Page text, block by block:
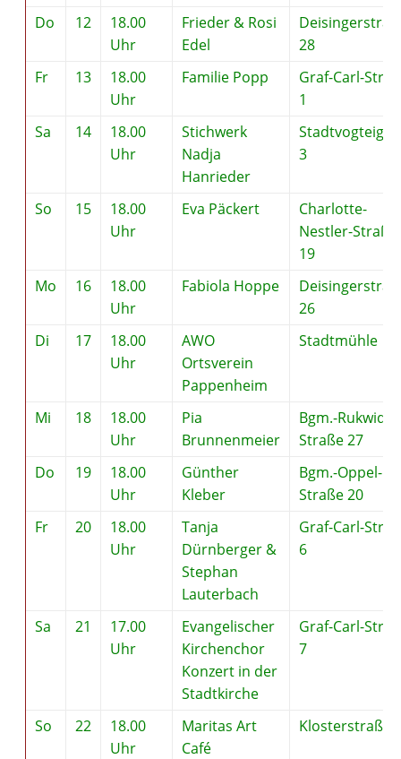
Do 12
18.00
Uhr
Frieder & Rosi
Edel
28
Fr
13
18.00
Uhr
Familie Popp
Graf-Carl-
1
Sa
14
18.00
Uhr
Stichwerk
Nadja
Hanrieder
3
So 15
18.00
Uhr
Eva Päckert
Charlotte-
Nestler-Straße
19
Mo
16
18.00
Uhr
Fabiola Hoppe
26
Di
17
18.00
Uhr
AWO
Ortsverein
Pappenheim
Stadtmühle
Mi 18
18.00
Uhr
Pia
Brunnenmeier
Bgm.-Rukwid-
Straße 27
Do
19
18.00
Uhr
Günther
Kleber
Bgm.-Oppel-
Straße 20
Fr
20
18.00
Uhr
Tanja
Dürnberger &
Stephan
Lauterbach
Graf-Carl-
6
Sa 21
17.00
Uhr
Evangelischer
Kirchenchor
Konzert in der
Stadtkirche
Graf-Carl-
7
So 22
18.00
Uhr
Maritas Art
Café
Klosterstraße